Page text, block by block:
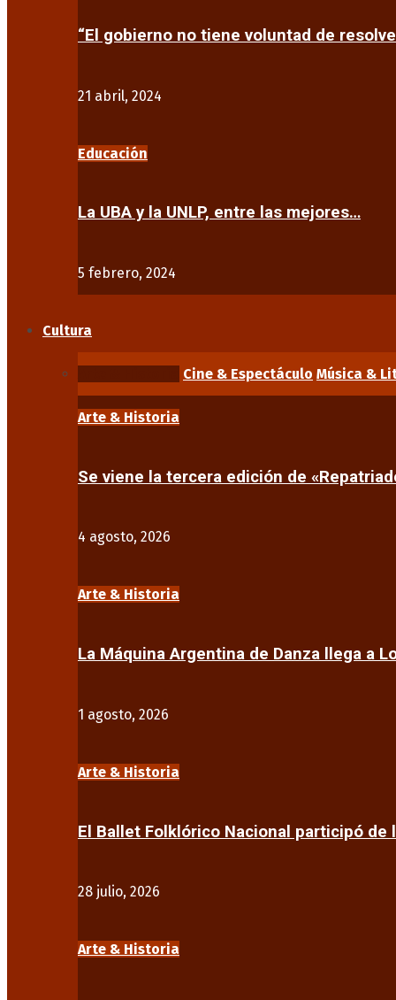
“El gobierno no tiene voluntad de
21 abril, 2024
Educación
La UBA y la UNLP, entre las mejores…
5 febrero, 2024
Cultura
Cine & Espectáculo Música &
Arte & Historia
Se viene la tercera edición de
4 agosto, 2026
Arte & Historia
La Máquina Argentina de Danza llega a
1 agosto, 2026
Arte & Historia
El Ballet Folklórico Nacional participó de
28 julio, 2026
Arte & Historia